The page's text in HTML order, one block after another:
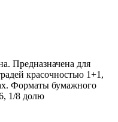
Предназначена для
красочностью 1+1,
Форматы бумажного
1/8 долю